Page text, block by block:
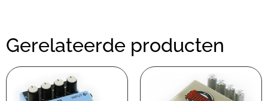
Gerelateerde producten